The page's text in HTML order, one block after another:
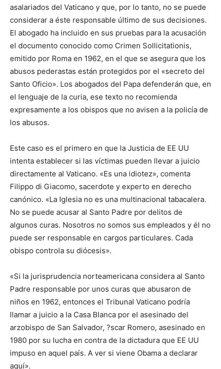
asalariados del Vaticano y que, por lo tanto, no se puede
considerar a éste responsable último de sus decisiones.
El abogado ha incluido en sus pruebas para la acusación
el documento conocido como Crimen Sollicitationis,
emitido por Roma en 1962, en el que se asegura que los
abusos pederastas están protegidos por el «secreto del
Santo Oficio». Los abogados del Papa defenderán que, en
el lenguaje de la curia, ese texto no recomienda
expresamente a los obispos que no avisen a la policía de
los abusos.
Este caso es el primero en que la Justicia de EE UU
intenta establecer si las víctimas pueden llevar a juicio
directamente al Vaticano. «Es una idiotez», comenta
Filippo di Giacomo, sacerdote y experto en derecho
canónico. «La Iglesia no es una multinacional tabacalera.
No se puede acusar al Santo Padre por delitos de
algunos curas. Nosotros no somos sus empleados y él no
puede ser responsable en cargos particulares. Cada
obispo controla su diócesis».
«Si la jurisprudencia norteamericana considera al Santo
Padre responsable por unos curas que abusaron de
niños en 1962, entonces el Tribunal Vaticano podría
llamar a juicio a la Casa Blanca por el asesinado del
arzobispo de San Salvador, ?scar Romero, asesinado en
1980 por su lucha en contra de la dictadura que EE UU
impuso en aquel país. A ver si viene Obama a declarar
aquí».